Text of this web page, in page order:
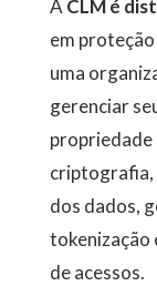
A CLM é
em
uma
gerenciar
propriedade
criptografia,
dos dados,
tokenização
de acessos.